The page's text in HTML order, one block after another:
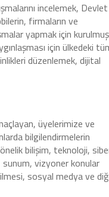
incelemek, Devlet
firmaların ve
yapmak için kurulmuş
için ülkedeki
düzenlemek, dijital
üyelerimize ve
bilgilendirmelerin
bilişim, teknoloji,
sunum, vizyoner konular
sosyal medya ve